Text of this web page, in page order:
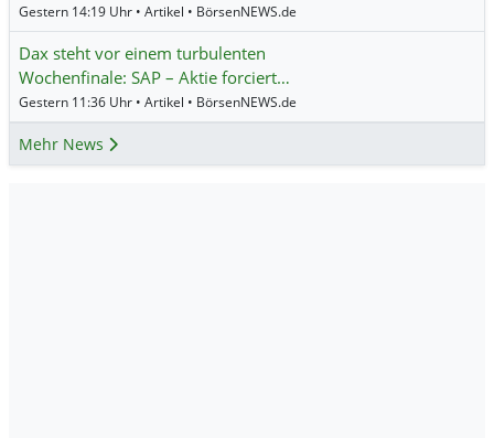
Gestern 14:19 Uhr • Artikel • BörsenNEWS.de
Dax steht vor einem turbulenten
Wochenfinale: SAP – Aktie forciert…
Gestern 11:36 Uhr • Artikel • BörsenNEWS.de
Mehr News